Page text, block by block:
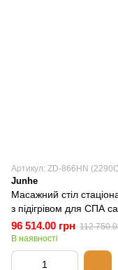
Артикул: ZD-866HN
Junhe
Масажний стіл
з підігрівом для СПА
96 514.00 грн 112
В наявності